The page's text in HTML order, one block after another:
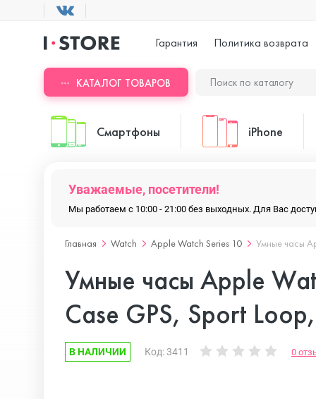
Гарантия Политика возврата
КАТАЛОГ ТОВАРОВ
Смартфоны
ASUS
Blackview
Doogee
Google Pixel
iPhone
iPhone 17 Pro
iPhone 17 Air
iPhone 17e
Уважаемые, посетители!
Мы работаем с 10:00 - 21:00 без выходных. Для Вас
Главная Watch Apple Watch Series 10 Умные часы
Умные часы Apple
Case GPS, Sport
В НАЛИЧИИ Код: 3411 0